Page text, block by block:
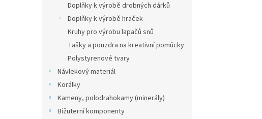
Doplňky k výrobě drobných dárků
Doplňky k výrobě hraček
Kruhy pro výrobu lapačů snů
Tašky a pouzdra na kreativní pomůcky
Polystyrenové tvary
Návlekový materiál
Korálky
Kameny, polodrahokamy (minerály)
Bižuterní komponenty